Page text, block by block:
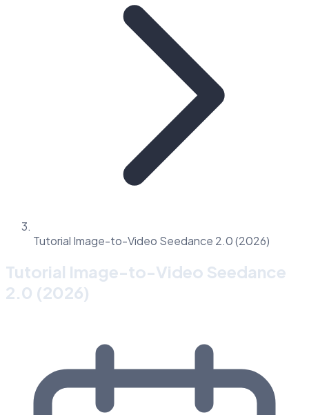
Tutorial Image-to-Video Seedance 2.0 (2026)
Tutorial Image-to-Video Seedance
2.0 (2026)